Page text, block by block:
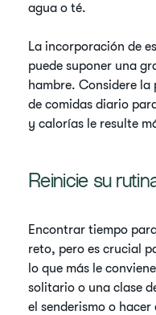
agua o té.
La incorporación de
puede suponer una
hambre. Considere
de comidas diario
y calorías le resulte
Reinicie su
Encontrar tiempo
reto, pero es crucial
lo que más le
solitario o una clase
el senderismo o